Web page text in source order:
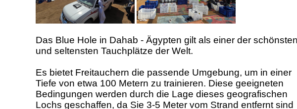
Das Blue Hole in Dahab - Ägypten gilt als einer der schönsten
und seltensten Tauchplätze der Welt.
Es bietet Freitauchern die passende Umgebung, um in einer
Tiefe von etwa 100 Metern zu trainieren. Diese geeigneten
Bedingungen werden durch die Lage dieses geografischen
Lochs geschaffen, da Sie 3-5 Meter vom Strand entfernt sind